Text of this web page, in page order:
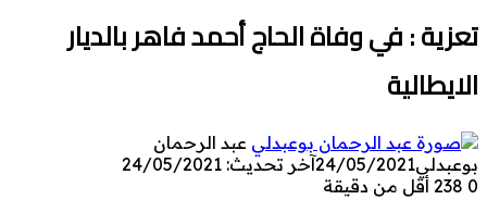
تعزية : في وفاة الحاج أحمد فاهر بالديار
الايطالية
عبد الرحمان
بوعبدلي24/05/2021آخر تحديث: 24/05/2021
0
أقل من دقيقة